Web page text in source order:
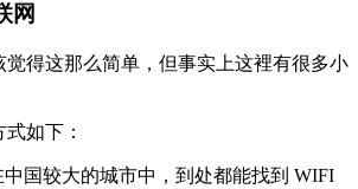
网
觉得这那么简单，但事实上这裡有很多小
如下：
中国较大的城市中，到处都能找到 WIFI